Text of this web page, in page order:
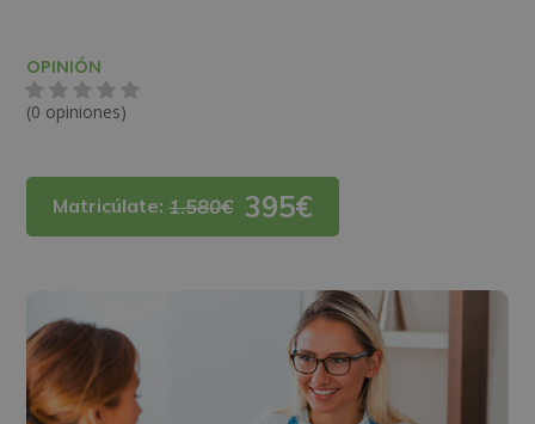
OPINIÓN
(0 opiniones)
Matricúlate:1.580€ 395€